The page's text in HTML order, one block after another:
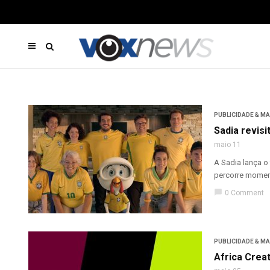
PUBLICIDADE &
Sadia
maio 11
A Sadia lança
percorre
chat_bubble 0 Comment
PUBLICIDADE &
Africa